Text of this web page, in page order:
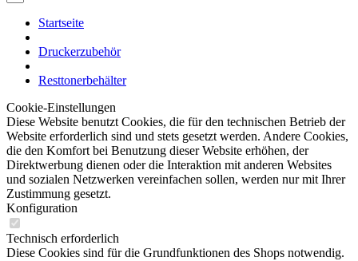
Startseite
Druckerzubehör
Resttonerbehälter
Cookie-Einstellungen
Diese Website benutzt Cookies, die für den technischen Betrieb der
Website erforderlich sind und stets gesetzt werden. Andere Cookies,
die den Komfort bei Benutzung dieser Website erhöhen, der
Direktwerbung dienen oder die Interaktion mit anderen Websites
und sozialen Netzwerken vereinfachen sollen, werden nur mit Ihrer
Zustimmung gesetzt.
Konfiguration
Technisch erforderlich
Diese Cookies sind für die Grundfunktionen des Shops notwendig.